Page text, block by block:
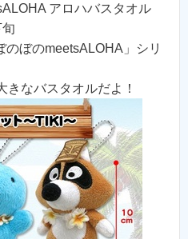
アロハバスタオル
ぼのmeetsALOHA」シリ
なバスタオルだよ！